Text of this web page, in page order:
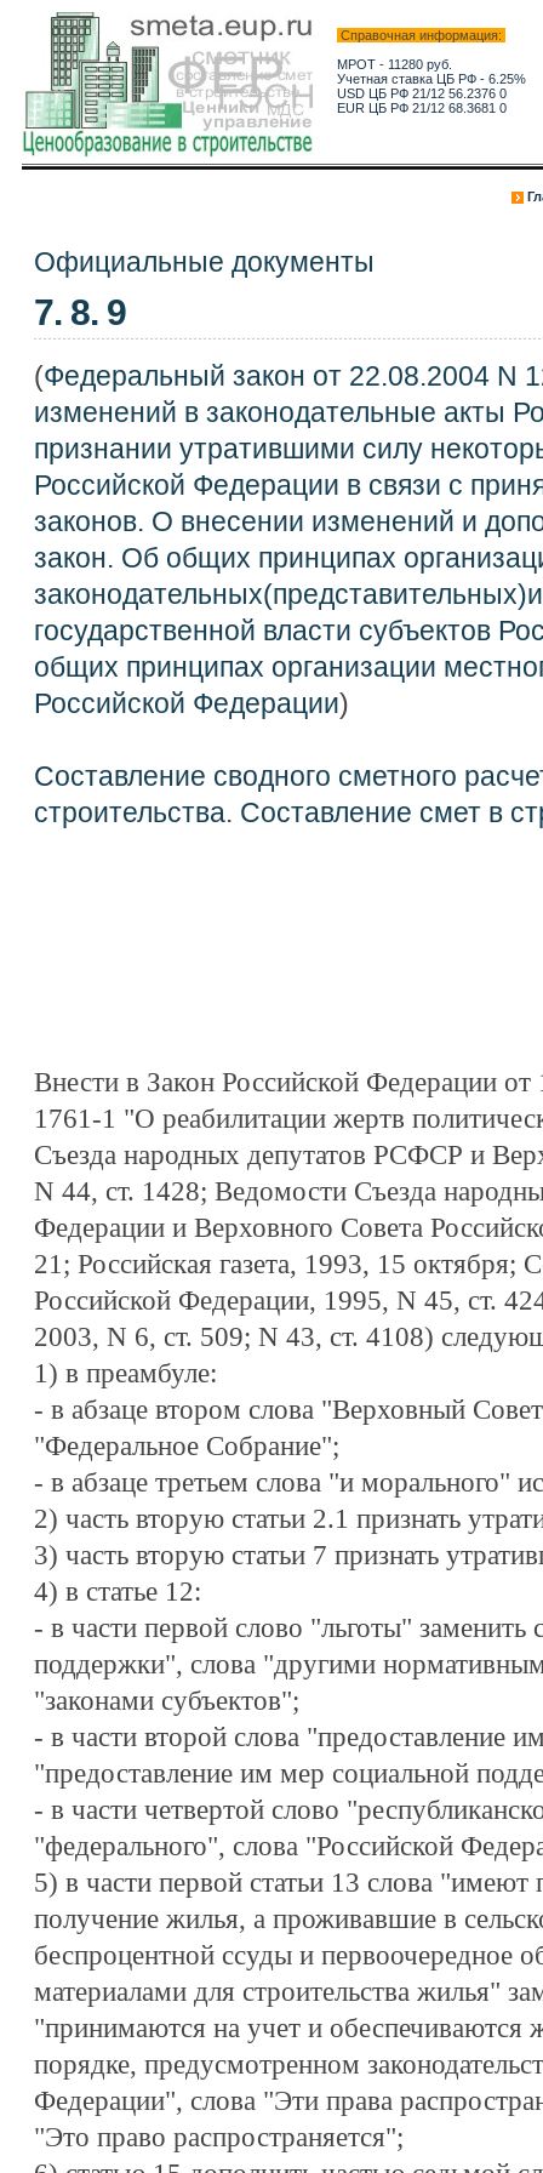
Справочная информация:
МРОТ - 11280 руб.
Учетная ставка ЦБ РФ - 6.25%
USD ЦБ РФ 21/12 56.2376 0
EUR ЦБ РФ 21/12 68.3681 0
Официальные документы
7. 8. 9
(Федеральный закон от 22.08.2004 N
изменений в законодательные акты
признании утратившими силу
Российской Федерации в связи с
законов. О внесении изменений и
закон. Об общих принципах
государственной власти субъектов
общих принципах организации
Российской Федерации)
Составление сводного сметного
строительства. Составление смет в
Внести в Закон Российской Федерации от
1761-1 "О реабилитации жертв
Съезда народных депутатов РСФСР и
N 44, ст. 1428; Ведомости Съезда
Федерации и Верховного Совета
21; Российская газета, 1993, 15 октября;
Российской Федерации, 1995, N 45, ст.
2003, N 6, ст. 509; N 43, ст. 4108)
1) в преамбуле:
- в абзаце втором слова "Верховный
"Федеральное Собрание";
- в абзаце третьем слова "и морального"
2) часть вторую статьи 2.1 признать
3) часть вторую статьи 7 признать
4) в статье 12:
- в части первой слово "льготы"
поддержки", слова "другими
"законами субъектов";
- в части второй слова "предоставление
"предоставление им мер социальной
- в части четвертой слово
"федерального", слова "Российской
5) в части первой статьи 13 слова "имеют
получение жилья, а проживавшие в
беспроцентной ссуды и первоочередное
материалами для строительства жилья"
"принимаются на учет и
порядке, предусмотренном
Федерации", слова "Эти права
"Это право распространяется";